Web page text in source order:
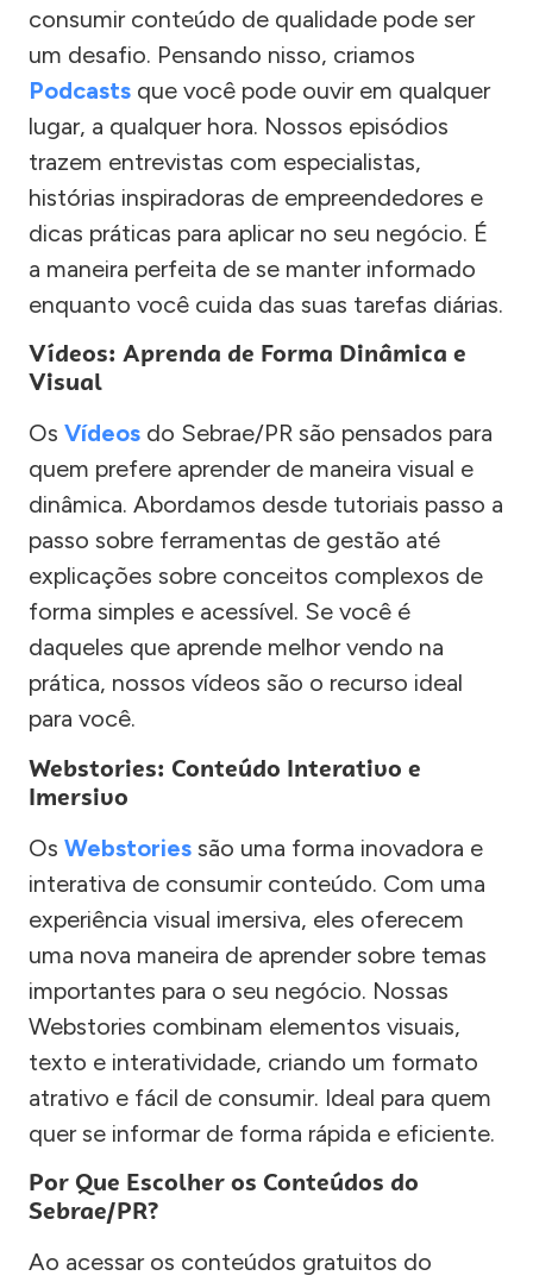
consumir conteúdo de qualidade pode ser
um desafio. Pensando nisso, criamos
Podcasts que você pode ouvir em qualquer
lugar, a qualquer hora. Nossos episódios
trazem entrevistas com especialistas,
histórias inspiradoras de empreendedores e
dicas práticas para aplicar no seu negócio. É
a maneira perfeita de se manter informado
enquanto você cuida das suas tarefas diárias.
Vídeos: Aprenda de Forma Dinâmica e
Visual
Os Vídeos do Sebrae/PR são pensados para
quem prefere aprender de maneira visual e
dinâmica. Abordamos desde tutoriais passo a
passo sobre ferramentas de gestão até
explicações sobre conceitos complexos de
forma simples e acessível. Se você é
daqueles que aprende melhor vendo na
prática, nossos vídeos são o recurso ideal
para você.
Webstories: Conteúdo Interativo e
Imersivo
Os Webstories são uma forma inovadora e
interativa de consumir conteúdo. Com uma
experiência visual imersiva, eles oferecem
uma nova maneira de aprender sobre temas
importantes para o seu negócio. Nossas
Webstories combinam elementos visuais,
texto e interatividade, criando um formato
atrativo e fácil de consumir. Ideal para quem
quer se informar de forma rápida e eficiente.
Por Que Escolher os Conteúdos do
Sebrae/PR?
Ao acessar os conteúdos gratuitos do